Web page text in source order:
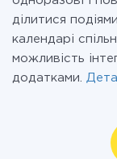
ділитися
календарі
можливість
додатками.